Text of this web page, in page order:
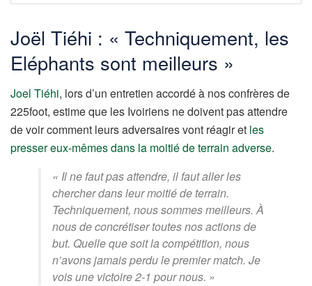
Joël Tiéhi : « Techniquement, les
Eléphants sont meilleurs »
Joel Tiéhi, lors d’un entretien accordé à nos confrères de
225foot, estime que les Ivoiriens ne doivent pas attendre
de voir comment leurs adversaires vont réagir et les
presser eux-mêmes dans la moitié de terrain adverse.
« Il ne faut pas attendre, il faut aller les
chercher dans leur moitié de terrain.
Techniquement, nous sommes meilleurs. À
nous de concrétiser toutes nos actions de
but. Quelle que soit la compétition, nous
n’avons jamais perdu le premier match. Je
vois une victoire 2-1 pour nous. »